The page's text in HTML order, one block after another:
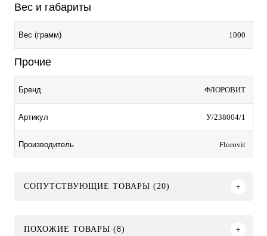
Вес и габариты
Вес (грамм) 1000
Прочие
Бренд ФЛОРОВИТ
Артикул У/238004/1
Производитель Florovit
СОПУТСТВУЮЩИЕ ТОВАРЫ (20)
ПОХОЖИЕ ТОВАРЫ (8)